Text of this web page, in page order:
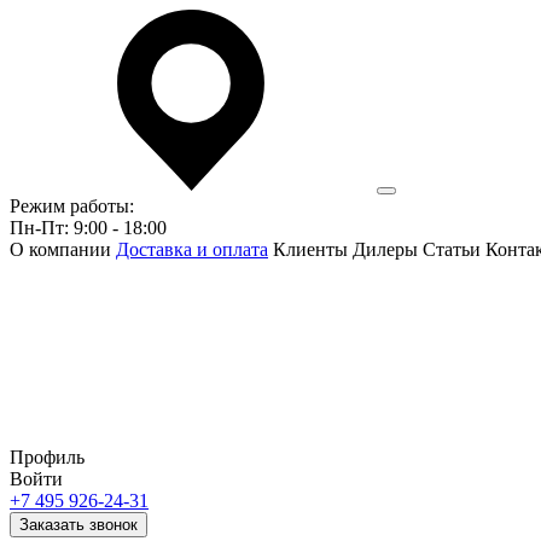
Режим работы:
Пн-Пт: 9:00 - 18:00
О компании Доставка и оплата Клиенты Дилеры Статьи
Профиль
Войти
+7 495 926-24-31
Заказать звонок